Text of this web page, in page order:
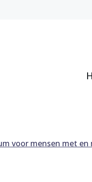
voor mensen met en